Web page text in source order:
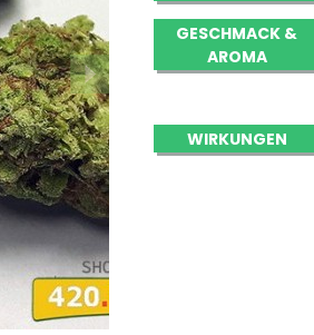
GESCHMACK &
AROMA
WIRKUNGEN